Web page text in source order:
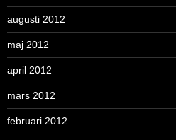
augusti 2012
maj 2012
april 2012
mars 2012
februari 2012